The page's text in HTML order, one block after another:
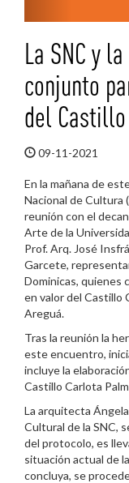
La SNC y
conjunto
del
09-11-2021
En la mañana de
Nacional de Cultura
reunión con el
Arte de la
Prof. Arq. José
Garcete,
Dominicas, quienes
en valor del Castillo
Areguá.
Tras la reunión la
este encuentro,
incluye la
Castillo Carlota
La arquitecta
Cultural de la SNC,
del protocolo, es
situación actual de
concluya, se